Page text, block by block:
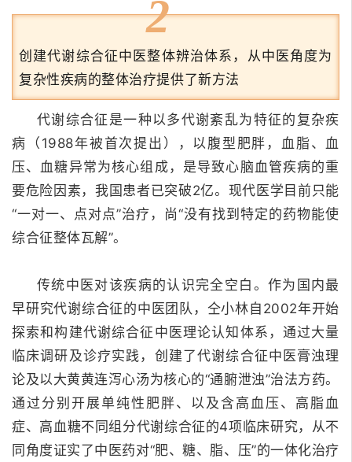
2
创建代谢综合征中医整体辨治体系，从中医角度为
复杂性疾病的整体治疗提供了新方法
代谢综合征是一种以多代谢紊乱为特征的复杂疾
病（1988年被首次提出），以腹型肥胖，血脂、血
压、血糖异常为核心组成，是导致心脑血管疾病的重
要危险因素，我国患者已突破2亿。 现代医学目前只能
“一对一、点对点”治疗，尚“没有找到特定的药物能使
综合征整体瓦解”。
传统中医对该疾病的认识完全空白。 作为国内最
早研究代谢综合征的中医团队，仝小林自2002年开始
探索和构建代谢综合征中医理论认知体系，通过大量
临床调研及诊疗实践，创建了代谢综合征中医膏浊理
论及以大黄黄连泻心汤为核心的“通腑泄浊”治法方药。
通过分别开展单纯性肥胖、以及含高血压、高脂血
症、高血糖不同组分代谢综合征的4项临床研究，从不
同角度证实了中医药对“肥、糖、脂、压”的一体化治疗